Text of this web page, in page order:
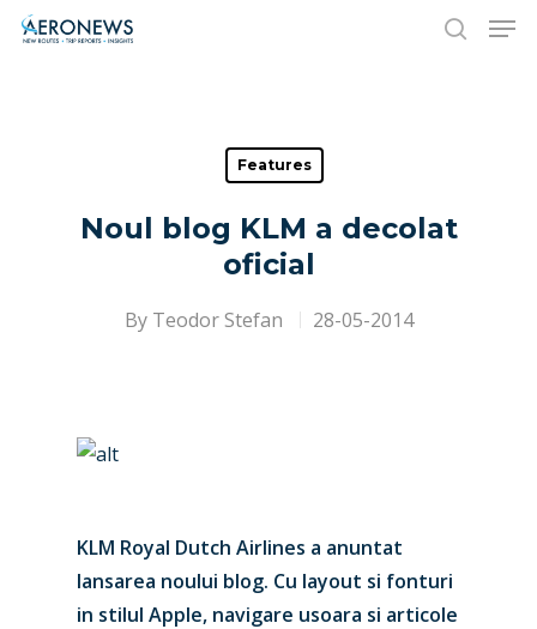
Hit enter to search or ESC to close
Features
Noul blog KLM a decolat
oficial
By Teodor Stefan 28-05-2014
KLM Royal Dutch Airlines a anuntat
lansarea noului blog. Cu layout si fonturi
in stilul Apple, navigare usoara si articole